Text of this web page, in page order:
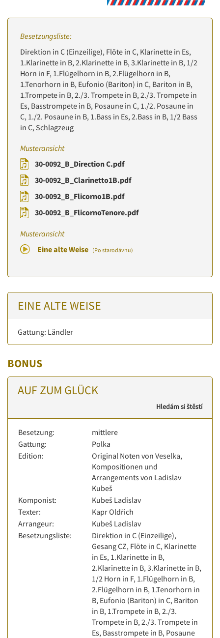
Besetzungsliste:
Direktion in C (Einzeilige), Flöte in C, Klarinette in Es,
1.Klarinette in B, 2.Klarinette in B, 3.Klarinette in B, 1/2
Horn in F, 1.Flügelhorn in B, 2.Flügelhorn in B,
1.Tenorhorn in B, Eufonio (Bariton) in C, Bariton in B,
1.Trompete in B, 2./3. Trompete in B, 2./3. Trompete in
Es, Basstrompete in B, Posaune in C, 1./2. Posaune in
C, 1./2. Posaune in B, 1.Bass in Es, 2.Bass in B, 1/2 Bass
in C, Schlagzeug
Musteransicht
30-0092_B_Direction C.pdf
30-0092_B_Clarinetto1B.pdf
30-0092_B_Flicorno1B.pdf
30-0092_B_FlicornoTenore.pdf
Musteransicht
Eine alte Weise (Po starodávnu)
EINE ALTE WEISE
Gattung: Ländler
BONUS
AUF ZUM GLÜCK
Hledám si štěstí
Besetzung:
mittlere
Gattung:
Polka
Edition:
Original Noten von Veselka,
Kompositionen und
Arrangements von Ladislav
Kubeš
Komponist:
Kubeš Ladislav
Texter:
Kapr Oldřich
Arrangeur:
Kubeš Ladislav
Besetzungsliste:
Direktion in C (Einzeilige),
Gesang CZ, Flöte in C, Klarinette
in Es, 1.Klarinette in B,
2.Klarinette in B, 3.Klarinette in B,
1/2 Horn in F, 1.Flügelhorn in B,
2.Flügelhorn in B, 1.Tenorhorn in
B, Eufonio (Bariton) in C, Bariton
in B, 1.Trompete in B, 2./3.
Trompete in B, 2./3. Trompete in
Es, Basstrompete in B, Posaune